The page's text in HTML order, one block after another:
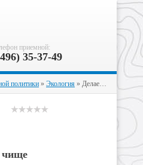
приемной:
35-37-49
политики » Экология » Делаем город чище
чище